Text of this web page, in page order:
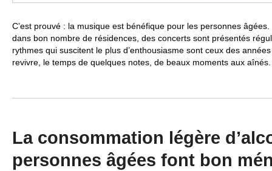
C’est prouvé : la musique est bénéfique pour les personnes
dans bon nombre de résidences, des concerts sont présentés
rythmes qui suscitent le plus d’enthousiasme sont ceux des
revivre, le temps de quelques notes, de beaux moments aux
La consommation légère
personnes âgées font bon